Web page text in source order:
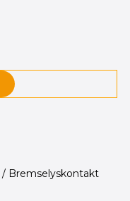
/ Bremselyskontakt